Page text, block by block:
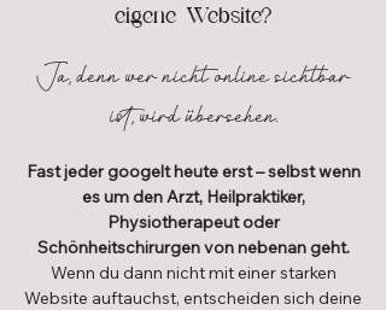
eigene Website?
Ja, denn wer nicht online sichtbar
ist, wird übersehen.
Fast jeder googelt heute erst – selbst wenn
es um den Arzt, Heilpraktiker,
Physiotherapeut oder
Schönheitschirurgen von nebenan geht.
Wenn du dann nicht mit einer starken
Website auftauchst, entscheiden sich deine